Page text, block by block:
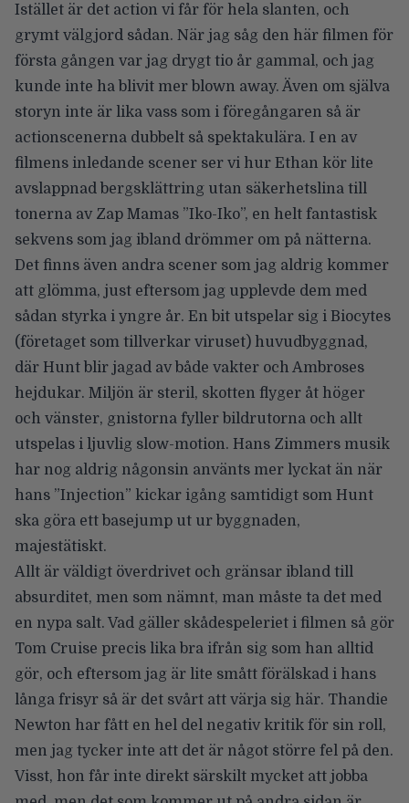
Istället är det action vi får för hela slanten, och
grymt välgjord sådan. När jag såg den här filmen för
första gången var jag drygt tio år gammal, och jag
kunde inte ha blivit mer blown away. Även om själva
storyn inte är lika vass som i föregångaren så är
actionscenerna dubbelt så spektakulära. I en av
filmens inledande scener ser vi hur Ethan kör lite
avslappnad bergsklättring utan säkerhetslina till
tonerna av Zap Mamas ”Iko-Iko”, en helt fantastisk
sekvens som jag ibland drömmer om på nätterna.
Det finns även andra scener som jag aldrig kommer
att glömma, just eftersom jag upplevde dem med
sådan styrka i yngre år. En bit utspelar sig i Biocytes
(företaget som tillverkar viruset) huvudbyggnad,
där Hunt blir jagad av både vakter och Ambroses
hejdukar. Miljön är steril, skotten flyger åt höger
och vänster, gnistorna fyller bildrutorna och allt
utspelas i ljuvlig slow-motion. Hans Zimmers musik
har nog aldrig någonsin använts mer lyckat än när
hans ”Injection” kickar igång samtidigt som Hunt
ska göra ett basejump ut ur byggnaden,
majestätiskt.
Allt är väldigt överdrivet och gränsar ibland till
absurditet, men som nämnt, man måste ta det med
en nypa salt. Vad gäller skådespeleriet i filmen så gör
Tom Cruise precis lika bra ifrån sig som han alltid
gör, och eftersom jag är lite smått förälskad i hans
långa frisyr så är det svårt att värja sig här. Thandie
Newton har fått en hel del negativ kritik för sin roll,
men jag tycker inte att det är något större fel på den.
Visst, hon får inte direkt särskilt mycket att jobba